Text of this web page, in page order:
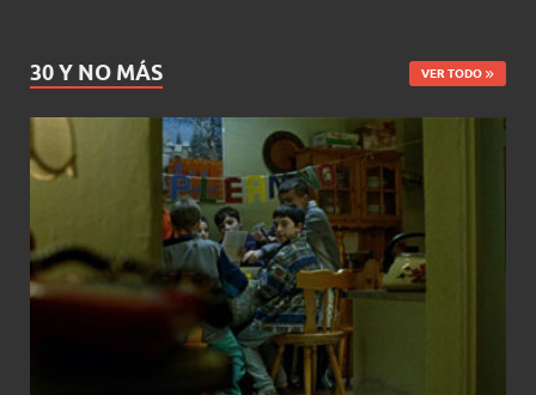
30 Y NO MÁS VER TODO